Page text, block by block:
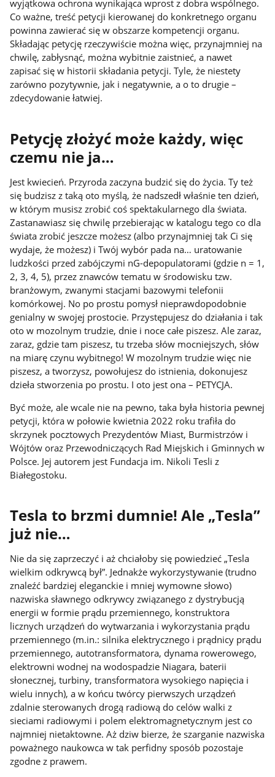
wyjątkowa ochrona wynikająca wprost z dobra wspólnego.
Co ważne, treść petycji kierowanej do konkretnego organu
powinna zawierać się w obszarze kompetencji organu.
Składając petycję rzeczywiście można więc, przynajmniej na
chwilę, zabłysnąć, można wybitnie zaistnieć, a nawet
zapisać się w historii składania petycji. Tyle, że niestety
zarówno pozytywnie, jak i negatywnie, a o to drugie –
zdecydowanie łatwiej.
Petycję złożyć może każdy, więc
czemu nie ja…
Jest kwiecień. Przyroda zaczyna budzić się do życia. Ty też
się budzisz z taką oto myślą, że nadszedł właśnie ten dzień,
w którym musisz zrobić coś spektakularnego dla świata.
Zastanawiasz się chwilę przebierając w katalogu tego co dla
świata zrobić jeszcze możesz (albo przynajmniej tak Ci się
wydaje, że możesz) i Twój wybór pada na… uratowanie
ludzkości przed zabójczymi nG-depopulatorami (gdzie n = 1,
2, 3, 4, 5), przez znawców tematu w środowisku tzw.
branżowym, zwanymi stacjami bazowymi telefonii
komórkowej. No po prostu pomysł nieprawdopodobnie
genialny w swojej prostocie. Przystępujesz do działania i tak
oto w mozolnym trudzie, dnie i noce całe piszesz. Ale zaraz,
zaraz, gdzie tam piszesz, tu trzeba słów mocniejszych, słów
na miarę czynu wybitnego! W mozolnym trudzie więc nie
piszesz, a tworzysz, powołujesz do istnienia, dokonujesz
dzieła stworzenia po prostu. I oto jest ona – PETYCJA.
Być może, ale wcale nie na pewno, taka była historia pewnej
petycji, która w połowie kwietnia 2022 roku trafiła do
skrzynek pocztowych Prezydentów Miast, Burmistrzów i
Wójtów oraz Przewodniczących Rad Miejskich i Gminnych w
Polsce. Jej autorem jest Fundacja im. Nikoli Tesli z
Białegostoku.
Tesla to brzmi dumnie! Ale „Tesla”
już nie…
Nie da się zaprzeczyć i aż chciałoby się powiedzieć „Tesla
wielkim odkrywcą był”. Jednakże wykorzystywanie (trudno
znaleźć bardziej eleganckie i mniej wymowne słowo)
nazwiska sławnego odkrywcy związanego z dystrybucją
energii w formie prądu przemiennego, konstruktora
licznych urządzeń do wytwarzania i wykorzystania prądu
przemiennego (m.in.: silnika elektrycznego i prądnicy prądu
przemiennego, autotransformatora, dynama rowerowego,
elektrowni wodnej na wodospadzie Niagara, baterii
słonecznej, turbiny, transformatora wysokiego napięcia i
wielu innych), a w końcu twórcy pierwszych urządzeń
zdalnie sterowanych drogą radiową do celów walki z
sieciami radiowymi i polem elektromagnetycznym jest co
najmniej nietaktowne. Aż dziw bierze, że szarganie nazwiska
poważnego naukowca w tak perfidny sposób pozostaje
zgodne z prawem.